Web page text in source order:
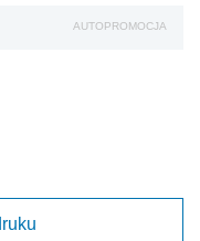
AUTOPROMOCJA